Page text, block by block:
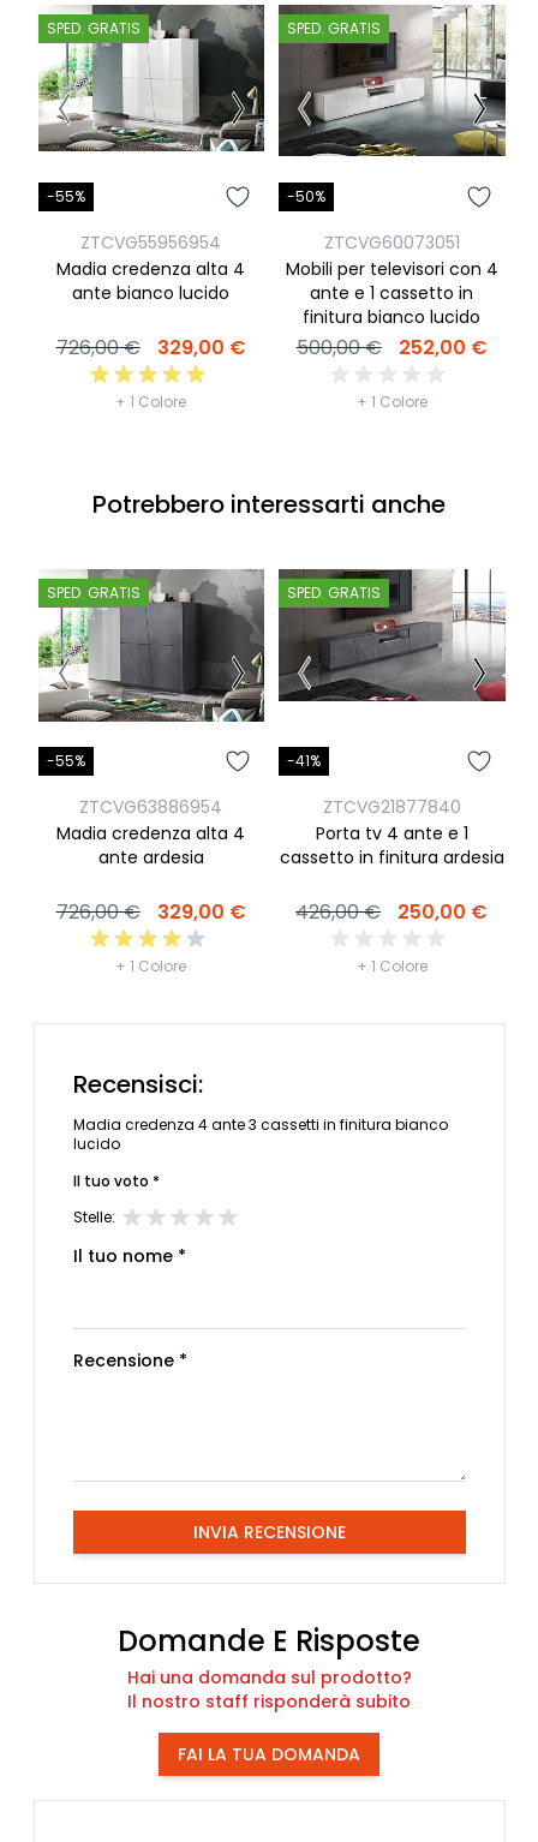
SPED. GRATIS
-55%
ZTCVG55956954
Madia credenza alta 4
ante bianco lucido
726,00 € 329,00 €
+ 1 Colore
SPED. GRATIS
-50%
ZTCVG60073051
Mobili per televisori con 4
ante e 1 cassetto in
finitura bianco lucido
500,00 € 252,00 €
+ 1 Colore
Potrebbero interessarti anche
SPED. GRATIS
-55%
ZTCVG63886954
Madia credenza alta 4
ante ardesia
726,00 € 329,00 €
+ 1 Colore
SPED. GRATIS
-41%
ZTCVG21877840
Porta tv 4 ante e 1
cassetto in finitura ardesia
426,00 € 250,00 €
+ 1 Colore
Recensisci:
Madia credenza 4 ante 3 cassetti in finitura bianco
lucido
Il tuo voto *
Stelle:
Il tuo nome *
Recensione *
INVIA RECENSIONE
Domande E Risposte
Hai una domanda sul prodotto?
Il nostro staff risponderà subito
FAI LA TUA DOMANDA